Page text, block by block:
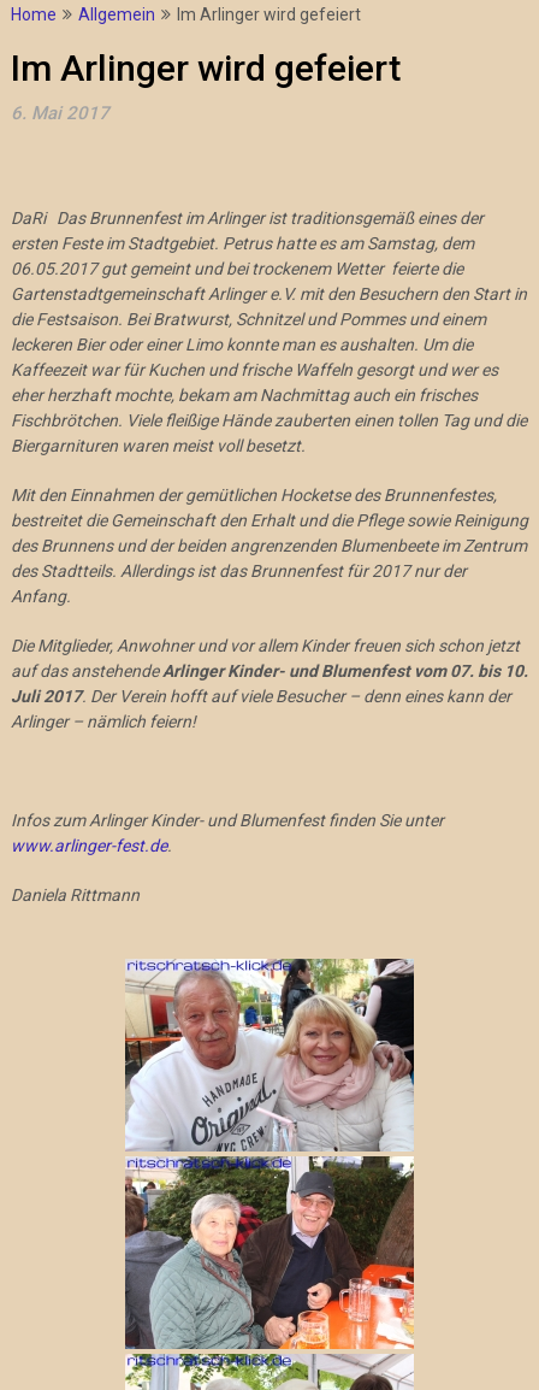
Home Allgemein Im Arlinger wird gefeiert
Im Arlinger wird gefeiert
6. Mai 2017
DaRi Das Brunnenfest im Arlinger ist traditionsgemäß eines der
ersten Feste im Stadtgebiet. Petrus hatte es am Samstag, dem
06.05.2017 gut gemeint und bei trockenem Wetter feierte die
Gartenstadtgemeinschaft Arlinger e.V. mit den Besuchern den Start in
die Festsaison. Bei Bratwurst, Schnitzel und Pommes und einem
leckeren Bier oder einer Limo konnte man es aushalten. Um die
Kaffeezeit war für Kuchen und frische Waffeln gesorgt und wer es
eher herzhaft mochte, bekam am Nachmittag auch ein frisches
Fischbrötchen. Viele fleißige Hände zauberten einen tollen Tag und die
Biergarnituren waren meist voll besetzt.
Mit den Einnahmen der gemütlichen Hocketse des Brunnenfestes,
bestreitet die Gemeinschaft den Erhalt und die Pflege sowie Reinigung
des Brunnens und der beiden angrenzenden Blumenbeete im Zentrum
des Stadtteils. Allerdings ist das Brunnenfest für 2017 nur der
Anfang.
Die Mitglieder, Anwohner und vor allem Kinder freuen sich schon jetzt
auf das anstehendeArlinger Kinder- und Blumenfest vom 07. bis 10.
Juli 2017. Der Verein hofft auf viele Besucher – denn eines kann der
Arlinger – nämlich feiern!
Infos zum Arlinger Kinder- und Blumenfest finden Sie unter
www.arlinger-fest.de.
Daniela Rittmann